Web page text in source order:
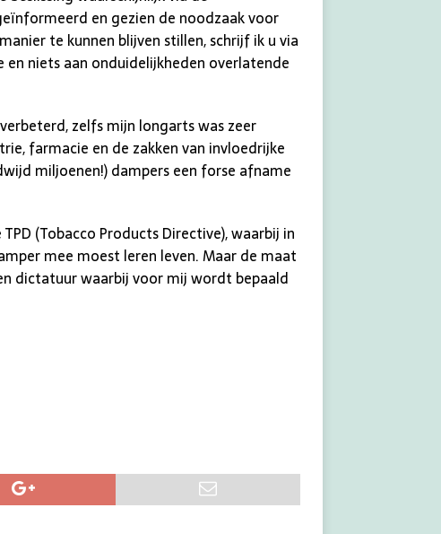
en gezien de noodzaak voor
te kunnen blijven stillen, schrijf ik u via
niets aan onduidelijkheden overlatende
zelfs mijn longarts was zeer
farmacie en de zakken van invloedrijke
miljoenen!) dampers een forse afname
(Tobacco Products Directive), waarbij in
mee moest leren leven. Maar de maat
dictatuur waarbij voor mij wordt bepaald